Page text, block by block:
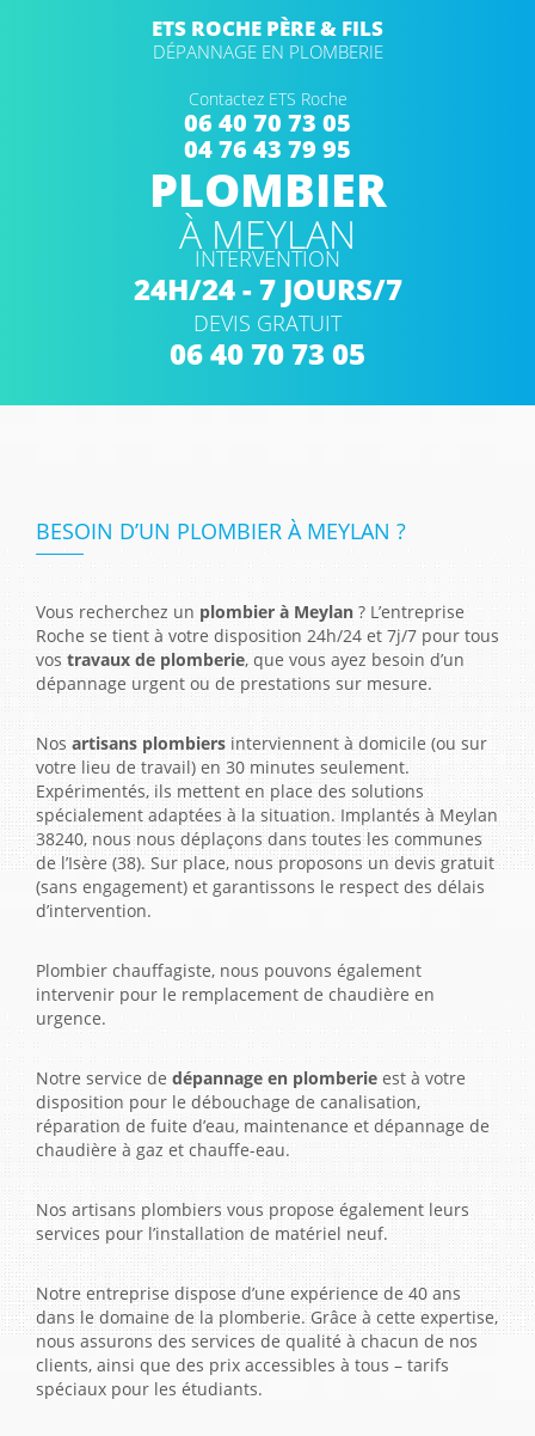
ETS ROCHE PÈRE & FILS
DÉPANNAGE EN PLOMBERIE
Contactez ETS Roche
06 40 70 73 05
04 76 43 79 95
PLOMBIER
À MEYLAN
INTERVENTION
24H/24 - 7 JOURS/7
DEVIS GRATUIT
06 40 70 73 05
BESOIN D’UN PLOMBIER À MEYLAN ?
Vous recherchez un plombier à Meylan ? L’entreprise
Roche se tient à votre disposition 24h/24 et 7j/7 pour tous
vos travaux de plomberie, que vous ayez besoin d’un
dépannage urgent ou de prestations sur mesure.
Nos artisans plombiers interviennent à domicile (ou sur
votre lieu de travail) en 30 minutes seulement.
Expérimentés, ils mettent en place des solutions
spécialement adaptées à la situation. Implantés à Meylan
38240, nous nous déplaçons dans toutes les communes
de l’Isère (38). Sur place, nous proposons un devis gratuit
(sans engagement) et garantissons le respect des délais
d’intervention.
Plombier chauffagiste, nous pouvons également
intervenir pour le remplacement de chaudière en
urgence.
Notre service de dépannage en plomberie est à votre
disposition pour le débouchage de canalisation,
réparation de fuite d’eau, maintenance et dépannage de
chaudière à gaz et chauffe-eau.
Nos artisans plombiers vous propose également leurs
services pour l’installation de matériel neuf.
Notre entreprise dispose d’une expérience de 40 ans
dans le domaine de la plomberie. Grâce à cette expertise,
nous assurons des services de qualité à chacun de nos
clients, ainsi que des prix accessibles à tous – tarifs
spéciaux pour les étudiants.